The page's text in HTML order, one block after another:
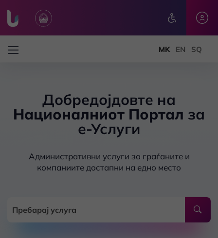
Добредојдовте на
Националниот Портал за
е-Услуги
Административни услуги за граѓаните и
компаниите достапни на едно место